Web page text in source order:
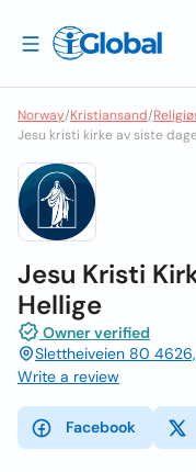
Norway/Kristiansand/
Jesu kristi kirke av siste
Jesu Kristi
Hellige
Owner verified
Slettheiveien 80
Write a review
Facebook